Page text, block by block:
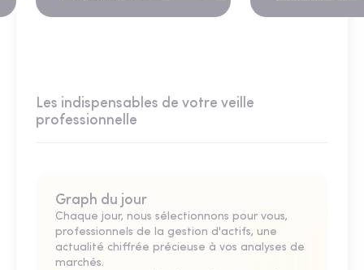
Les indispensables de votre veille
professionnelle
Graph du jour
Chaque jour, nous sélectionnons pour vous,
professionnels de la gestion d'actifs, une
actualité chiffrée précieuse à vos analyses de
marchés.